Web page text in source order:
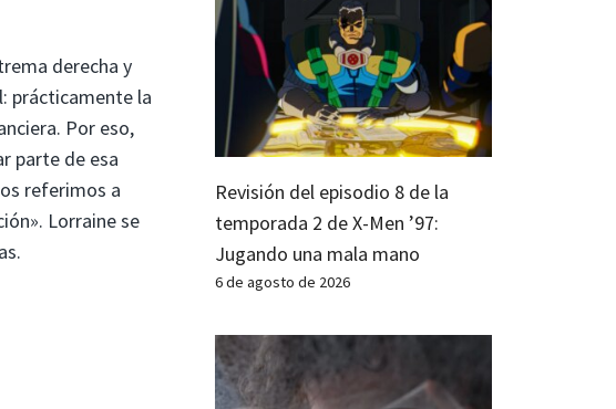
derecha y
prácticamente la
Por eso,
parte de esa
referimos a
Lorraine se
Revisión del episodio 8 de la
temporada 2 de X-Men ’97:
Jugando una mala mano
6 de agosto de 2026